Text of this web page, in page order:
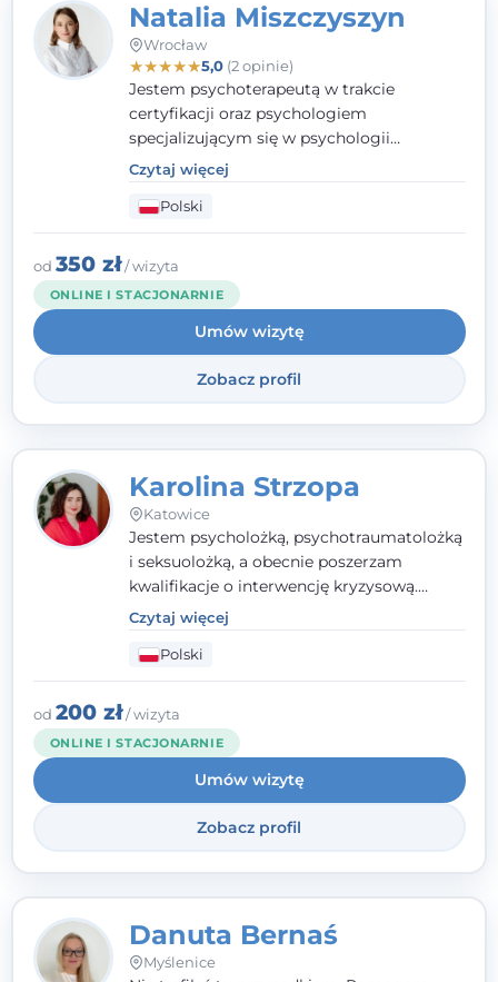
Natalia Miszczyszyn
Wrocław
★★★★★5,0(2 opinie)
Jestem psychoterapeutą w trakcie
certyfikacji oraz psychologiem
specjalizującym się w psychologii
klinicznej. Ukończyłam również studia
podyplomowe z Praktycznej Diagnozy
Psychologicznej. Aktywnie uczestniczę w
działalności Polskiego Towarzystwa
Psychiatrycznego oraz Polskiego
Towarzystwa Psychologicznego, a także
jestem członkiem nadzwyczajnym
Wielkopolskiego Towarzystwa Terapii
Systemowej.
Czytaj więcej
Polski
od 350 zł/ wizyta
ONLINE I STACJONARNIE
Umów wizytę
Zobacz profil
Karolina Strzopa
Katowice
Jestem psycholożką, psychotraumatolożką
i seksuolożką, a obecnie poszerzam
kwalifikacje o interwencję kryzysową.
Pracuję w nurcie terapii trzeciej fali, łącząc
metody o potwierdzonej skuteczności.
Towarzyszę młodzieży, dorosłym i parom w
radzeniu sobie z bolesnymi
doświadczeniami tak, by mogli żyć pełniej.
Czytaj więcej
Polski
od 200 zł/ wizyta
ONLINE I STACJONARNIE
Umów wizytę
Zobacz profil
Danuta Bernaś
Myślenice